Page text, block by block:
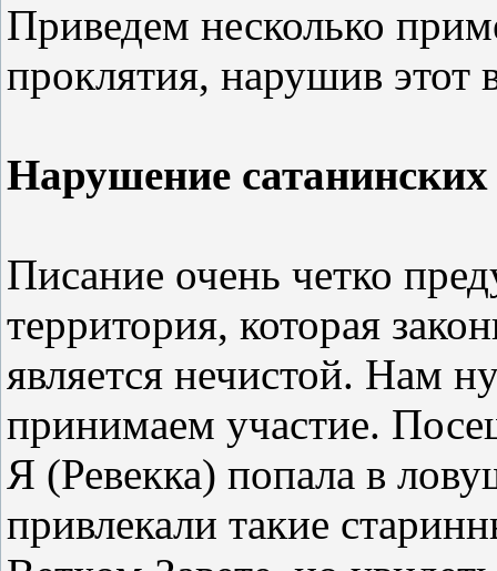
Приведем несколько
проклятия, нарушив
Нарушение
Писание очень четко
территория, которая
является нечистой. Нам
принимаем участие.
Я (Ревекка) попала в
привлекали такие